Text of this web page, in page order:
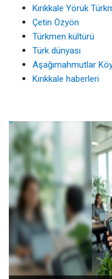
Kırıkkale Yörük
Çetin Özyön
Türkmen kültürü
Türk dünyası
Aşağımahmutlar
Kırıkkale haberleri